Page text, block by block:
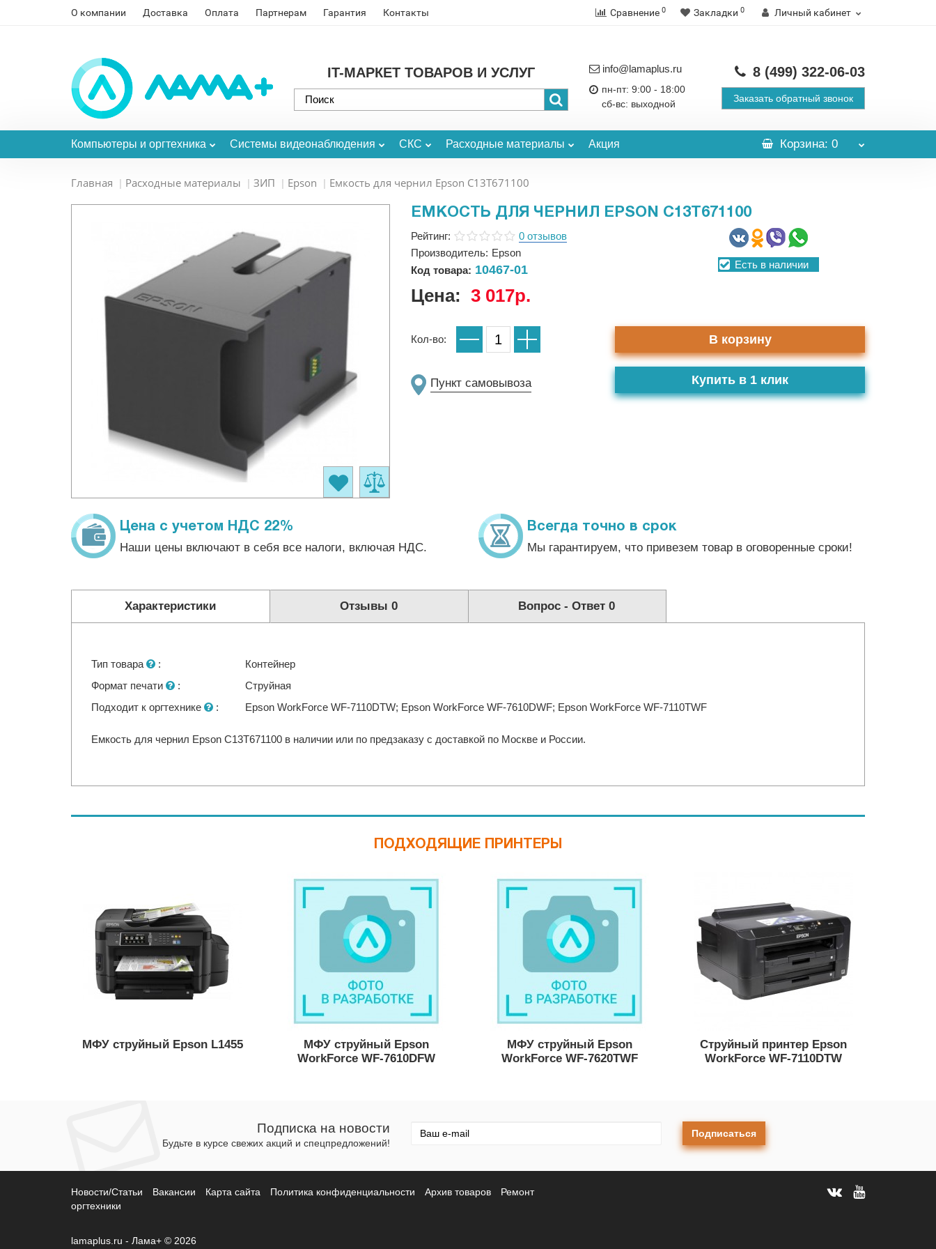
О компании Доставка Оплата Партнерам Гарантия Контакты Сравнение 0 Закладки 0 Личный кабинет
IT-МАРКЕТ ТОВАРОВ И УСЛУГ info@lamaplus.ru
пн-пт: 9:00 - 18:00
сб-вс: выходной
8 (499) 322-06-03
Заказать обратный звонок
Компьютеры и оргтехника Системы видеонаблюдения СКС Расходные материалы Акция Корзина: 0
Главная Расходные материалы ЗИП Epson Емкость для чернил Epson C13T671100
ЕМКОСТЬ ДЛЯ ЧЕРНИЛ EPSON C13T671100
Рейтинг:
0 отзывов
Производитель: Epson
Код товара: 10467-01 Есть в наличии
Цена: 3 017р.
Кол-во: В корзину
Пункт самовывоза Купить в 1 клик
Цена с учетом НДС 22%
Наши цены включают в себя все налоги, включая НДС.
Всегда точно в срок
Мы гарантируем, что привезем товар в оговоренные сроки!
Характеристики Отзывы 0 Вопрос - Ответ0
Тип товара :
Контейнер
Формат печати
:
Струйная
Подходит к оргтехнике
: Epson WorkForce WF-7110DTW; Epson WorkForce WF-7610DWF; Epson WorkForce WF-7110TWF
Емкость для чернил Epson C13T671100 в наличии или по предзаказу с доставкой по Москве и России.
ПОДХОДЯЩИЕ ПРИНТЕРЫ
МФУ струйный Epson L1455
МФУ струйный Epson
WorkForce WF-7610DFW
МФУ струйный Epson
WorkForce WF-7620TWF
Струйный принтер Epson
WorkForce WF-7110DTW
Подписка на новости
Будьте в курсе свежих акций и спецпредложений!
Подписаться
Новости/Статьи Вакансии Карта сайта Политика конфиденциальности Архив товаров
Ремонт
оргтехники
lamaplus.ru - Лама+ © 2026